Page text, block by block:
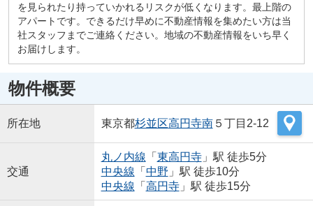
を見られたり持っていかれるリスクが低くなります。最上階の
アパートです。できるだけ早めに不動産情報を集めたい方は当
社スタッフまでご連絡ください。地域の不動産情報をいち早く
お届けします。
物件概要
所在地 東京都杉並区高円寺南５丁目2-12
交通
丸ノ内線 「 東高円寺」駅 徒歩5分
中央線 「 中野 」駅 徒歩10分
中央線 「 高円寺」駅 徒歩15分